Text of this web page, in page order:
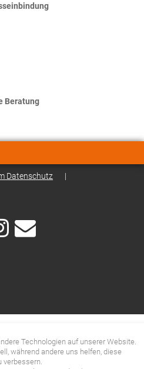
Beratung
Datenschutz |
Technologien auf unserer Website.
während andere uns helfen, diese
verbessern.